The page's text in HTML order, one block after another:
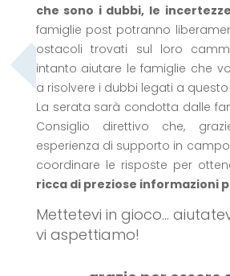
che sono i dubbi, le
famiglie post potranno
ostacoli trovati sul loro
intanto aiutare le famiglie che
a risolvere i dubbi legati a
La serata sarà condotta dalle
Consiglio direttivo che,
esperienza di supporto in
coordinare le risposte per
ricca di preziose informazioni
Mettetevi in gioco…
vi aspettiamo!